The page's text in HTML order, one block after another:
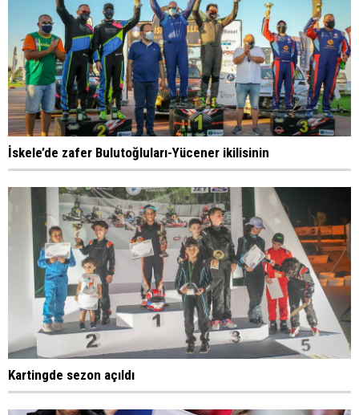
İskele’de zafer Bulutoğluları-Yücener ikilisinin
Kartingde sezon açıldı